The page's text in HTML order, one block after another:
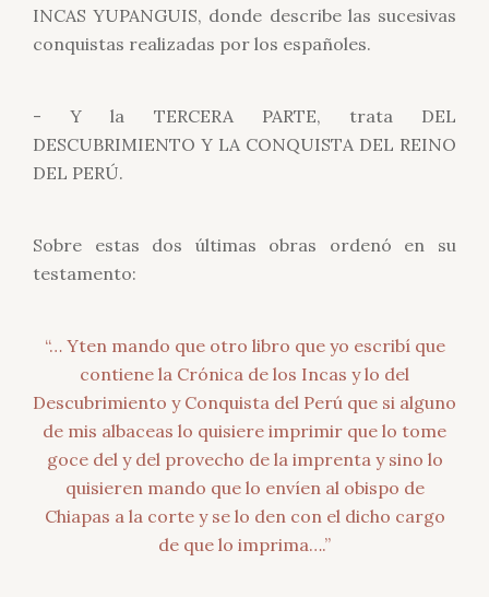
INCAS YUPANGUIS, donde describe las sucesivas
conquistas realizadas por los españoles.
- Y la TERCERA PARTE, trata DEL
DESCUBRIMIENTO Y LA CONQUISTA DEL REINO
DEL PERÚ.
Sobre estas dos últimas obras ordenó en su
testamento:
“… Yten mando que otro libro que yo escribí que
contiene la Crónica de los Incas y lo del
Descubrimiento y Conquista del Perú que si alguno
de mis albaceas lo quisiere imprimir que lo tome
goce del y del provecho de la imprenta y sino lo
quisieren mando que lo envíen al obispo de
Chiapas a la corte y se lo den con el dicho cargo
de que lo imprima….”